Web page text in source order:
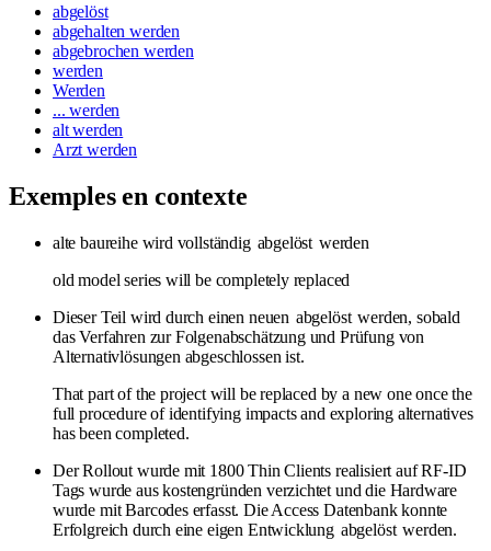
abgelöst
abgehalten werden
abgebrochen werden
werden
Werden
... werden
alt werden
Arzt werden
Exemples en contexte
alte baureihe wird vollständig abgelöst werden
old model series will be completely replaced
Dieser Teil wird durch einen neuen abgelöst werden, sobald
das Verfahren zur Folgenabschätzung und Prüfung von
Alternativlösungen abgeschlossen ist.
That part of the project will be replaced by a new one once the
full procedure of identifying impacts and exploring alternatives
has been completed.
Der Rollout wurde mit 1800 Thin Clients realisiert auf RF-ID
Tags wurde aus kostengründen verzichtet und die Hardware
wurde mit Barcodes erfasst. Die Access Datenbank konnte
Erfolgreich durch eine eigen Entwicklung abgelöst werden.